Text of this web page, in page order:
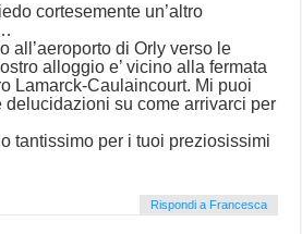
cortesemente un’altro
all’aeroporto di Orly verso le
alloggio e’ vicino alla fermata
Lamarck-Caulaincourt. Mi puoi
delucidazioni su come arrivarci per
tantissimo per i tuoi preziosissimi
Rispondi a Francesca